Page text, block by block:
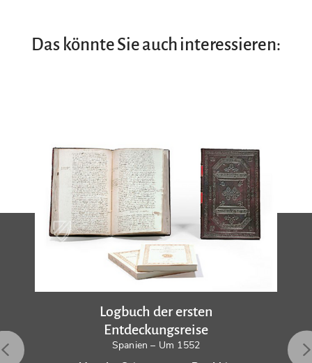
Das könnte Sie auch interessieren:
Logbuch der ersten
Entdeckungsreise
Spanien – Um 1552